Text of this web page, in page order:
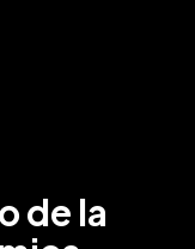
de la